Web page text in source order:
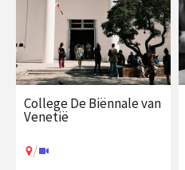
College De Biënnale van
Venetië
/